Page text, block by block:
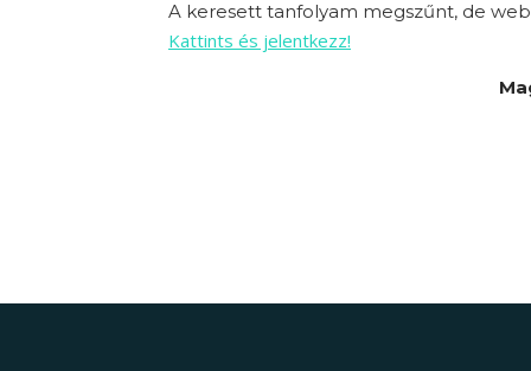
A keresett tanfolyam megszűnt, de
Kattints és jelentkezz!